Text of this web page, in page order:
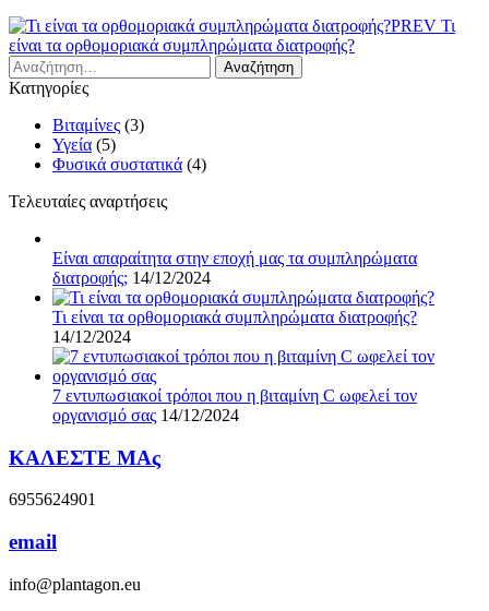
Πλοήγηση
άρθρων
PREV Τι
είναι τα ορθομοριακά συμπληρώματα διατροφής?
Αναζήτηση
για:
Κατηγορίες
Βιταμίνες (3)
Υγεία (5)
Φυσικά συστατικά (4)
Τελευταίες αναρτήσεις
Είναι απαραίτητα στην εποχή μας τα συμπληρώματα
διατροφής; 14/12/2024
Τι είναι τα ορθομοριακά συμπληρώματα διατροφής?
14/12/2024
7 εντυπωσιακοί τρόποι που η βιταμίνη C ωφελεί τον
οργανισμό σας 14/12/2024
ΚΑΛΕΣΤΕ ΜΑς
6955624901
email
info@plantagon.eu